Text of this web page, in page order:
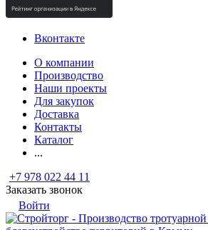
Вконтакте
О компании
Производство
Наши проекты
Для закупок
Доставка
Контакты
Каталог
...
+7 978 022 44 11
Заказать звонок
Войти